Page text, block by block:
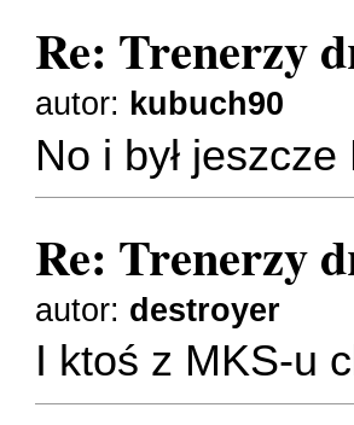
Re: Trenerzy
autor: kubuch90
No i był
Re: Trenerzy
autor: destroyer
I ktoś z MKS-u